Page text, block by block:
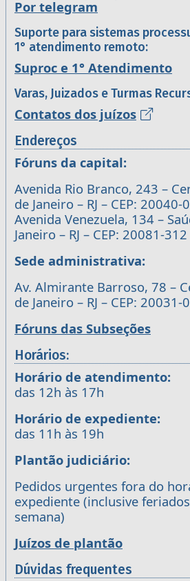
Por telegram
Suporte para sistemas
1° atendimento remoto:
Suproc e 1° Atendimento
Varas, Juizados e Turmas
Contatos dos juízos
Endereços
Fóruns da capital:
Avenida Rio Branco, 243 –
de Janeiro – RJ – CEP: 20040-
Avenida Venezuela, 134 –
Janeiro – RJ – CEP: 20081-312
Sede administrativa:
Av. Almirante Barroso, 78 –
de Janeiro – RJ – CEP: 20031-
Fóruns das Subseções
Horários:
Horário de atendimento:
das 12h às 17h
Horário de expediente:
das 11h às 19h
Plantão judiciário:
Pedidos urgentes fora do
expediente (inclusive
semana)
Juízos de plantão
Dúvidas frequentes